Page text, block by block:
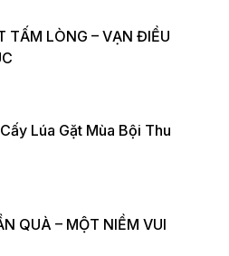
TẤM LÒNG – VẠN ĐIỀU
Lúa Gặt Mùa Bội Thu
QUÀ – MỘT NIỀM VUI